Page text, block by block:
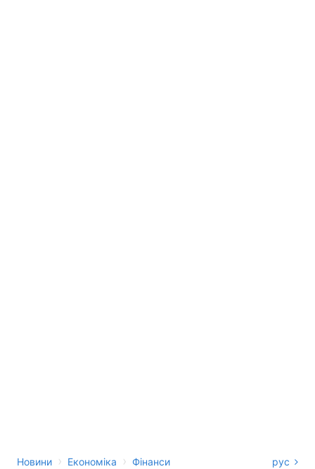
Новини › Економіка › Фінанси рус